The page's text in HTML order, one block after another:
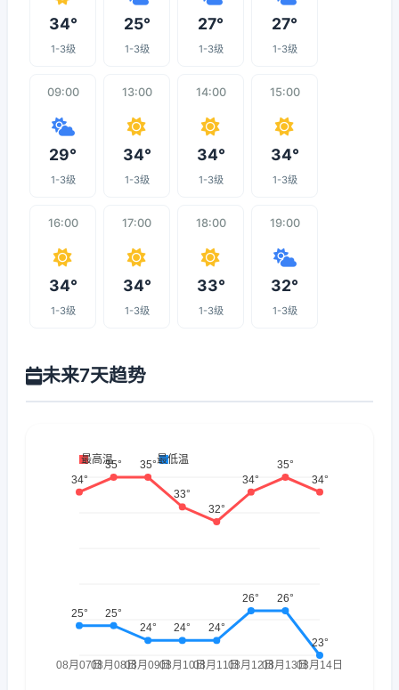
34°
1-3级
25°
1-3级
27°
1-3级
27°
1-3级
09:00
29°
1-3级
13:00
34°
1-3级
14:00
34°
1-3级
15:00
34°
1-3级
16:00
34°
1-3级
17:00
34°
1-3级
18:00
33°
1-3级
19:00
32°
1-3级
未来7天趋势